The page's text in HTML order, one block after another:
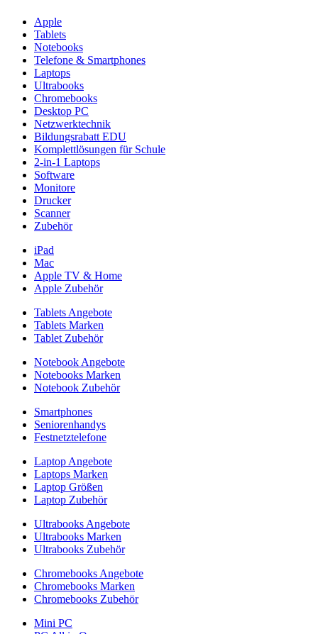
Apple
Tablets
Notebooks
Telefone & Smartphones
Laptops
Ultrabooks
Chromebooks
Desktop PC
Netzwerktechnik
Bildungsrabatt EDU
Komplettlösungen für Schule
2-in-1 Laptops
Software
Monitore
Drucker
Scanner
Zubehör
iPad
Mac
Apple TV & Home
Apple Zubehör
Tablets Angebote
Tablets Marken
Tablet Zubehör
Notebook Angebote
Notebooks Marken
Notebook Zubehör
Smartphones
Seniorenhandys
Festnetztelefone
Laptop Angebote
Laptops Marken
Laptop Größen
Laptop Zubehör
Ultrabooks Angebote
Ultrabooks Marken
Ultrabooks Zubehör
Chromebooks Angebote
Chromebooks Marken
Chromebooks Zubehör
Mini PC